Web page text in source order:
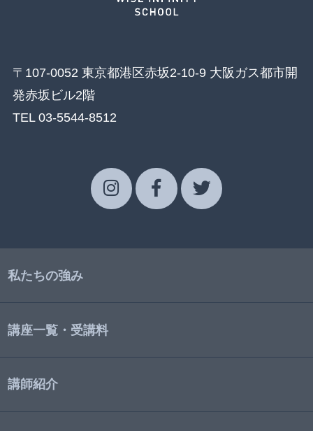
〒107-0052 東京都港区赤坂2-10-9 大阪ガス都市開
発赤坂ビル2階
TEL 03-5544-8512
私たちの強み
講座一覧・受講料
講師紹介